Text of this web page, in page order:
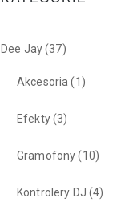
Dee Jay(37)
Akcesoria (1)
Efekty(3)
Gramofony(10)
Kontrolery DJ (4)